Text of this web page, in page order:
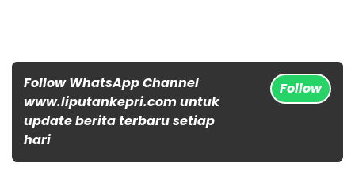
Follow WhatsApp Channel
www.liputankepri.com untuk
update berita terbaru setiap
hari
Follow